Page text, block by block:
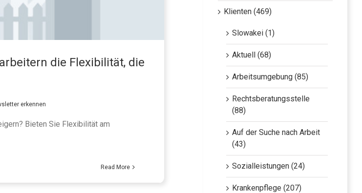
die Flexibilität, die
erkennen
Bieten Sie Flexibilität am
Read More
Klienten (469)
Slowakei (1)
Aktuell (68)
Arbeitsumgebung (85)
Rechtsberatungsstelle
(88)
Auf der Suche nach Arbeit
(43)
Sozialleistungen (24)
Krankenpflege (207)